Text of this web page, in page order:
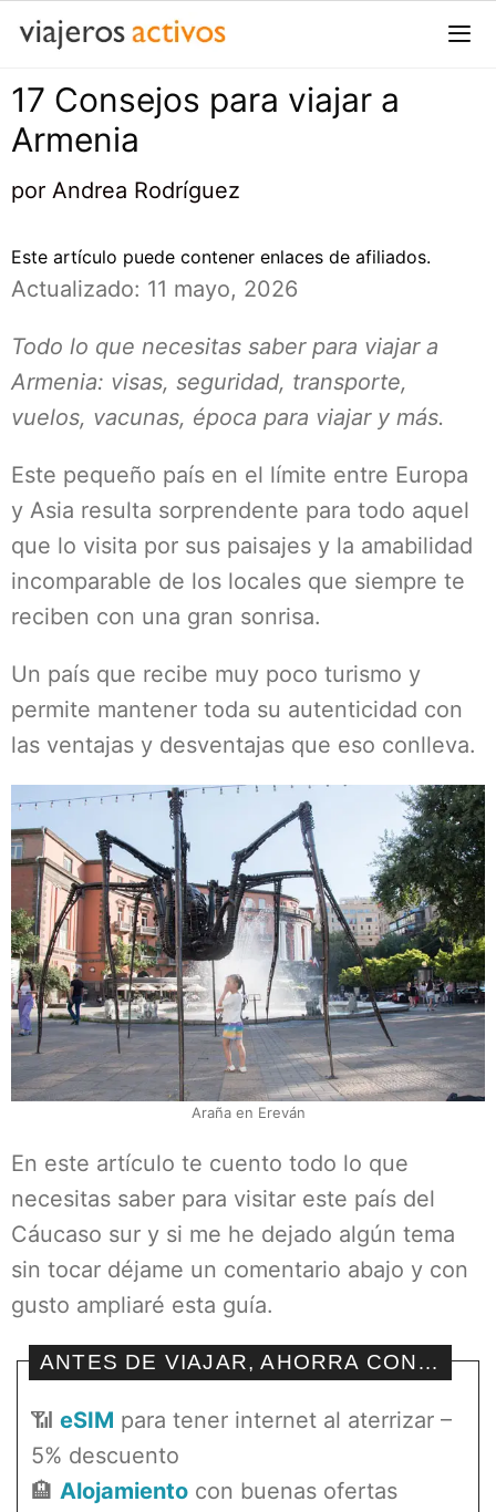
Saltar
contenido
17 Consejos para viajar a
Armenia
por Andrea Rodríguez
Este artículo puede contener enlaces de afiliados.
Actualizado: 11 mayo, 2026
Todo lo que necesitas saber para viajar a
Armenia: visas, seguridad, transporte,
vuelos, vacunas, época para viajar y más.
Este pequeño país en el límite entre Europa
y Asia resulta sorprendente para todo aquel
que lo visita por sus paisajes y la amabilidad
incomparable de los locales que siempre te
reciben con una gran sonrisa.
Un país que recibe muy poco turismo y
permite mantener toda su autenticidad con
las ventajas y desventajas que eso conlleva.
Araña en Ereván
En este artículo te cuento todo lo que
necesitas saber para visitar este país del
Cáucaso sur y si me he dejado algún tema
sin tocar déjame un comentario abajo y con
gusto ampliaré esta guía.
ANTES DE VIAJAR, AHORRA CON…
📶 eSIM para tener internet al aterrizar –
5% descuento
🏨 Alojamiento con buenas ofertas